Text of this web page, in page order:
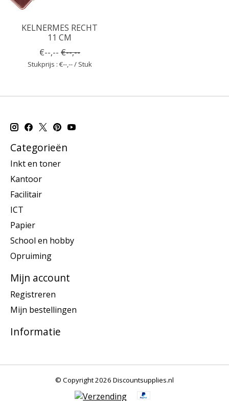
KELNERMES RECHT
11 CM
€--,-- €--,--
Stukprijs : €--,-- / Stuk
Categorieën
Inkt en toner
Kantoor
Facilitair
ICT
Papier
School en hobby
Opruiming
Mijn account
Registreren
Mijn bestellingen
Informatie
© Copyright 2026 Discountsupplies.nl